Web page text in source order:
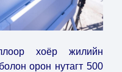
хоёр жилийн
орон нутагт 500